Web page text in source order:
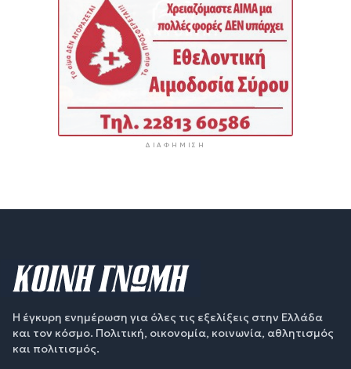
ΔΙΑΦΉΜΙΣΗ
Η έγκυρη ενημέρωση για όλες τις εξελίξεις στην Ελλάδα
και τον κόσμο. Πολιτική, οικονομία, κοινωνία, αθλητισμός
και πολιτισμός.